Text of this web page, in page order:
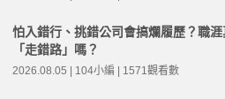
怕入錯行、挑錯公司會搞爛履歷？職
「走錯路」嗎？
2026.08.05 | 104小編 | 1571觀看數